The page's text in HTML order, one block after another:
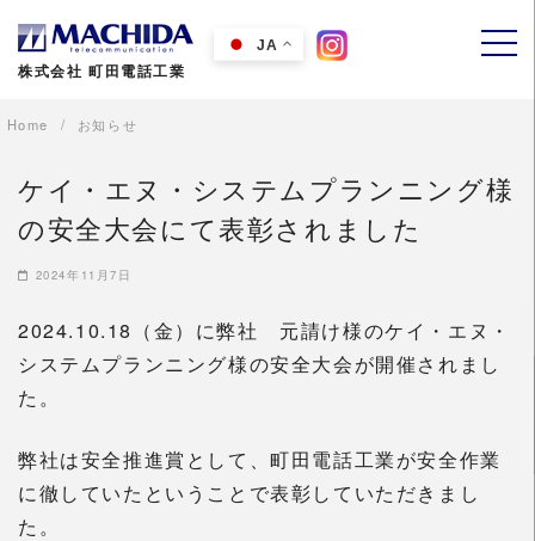
to
content
株式会社 町田電話工業
Home お知らせ
ケイ・エヌ・システムプランニング様
の安全大会にて表彰されました
2024年11月7日
2024.10.18（金）に弊社 元請け様のケイ・エヌ・
システムプランニング様の安全大会が開催されまし
た。
弊社は安全推進賞として、町田電話工業が安全作業
に徹していたということで表彰していただきまし
た。
JA